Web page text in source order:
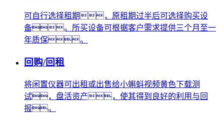
可自行选择租期，原租期过半后可选择购买设
备。所买设备可根据客户需求提供三个月至一
年质保。
回购/回租
将闲置仪器可出租或出售给小蝌蚪视频黄色下载测
试，盘活资产，使其得到良好的利用与回
报。